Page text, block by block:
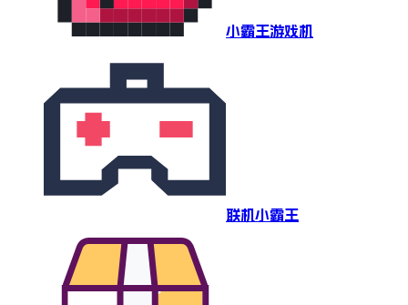
小霸王游戏机
联机小霸王